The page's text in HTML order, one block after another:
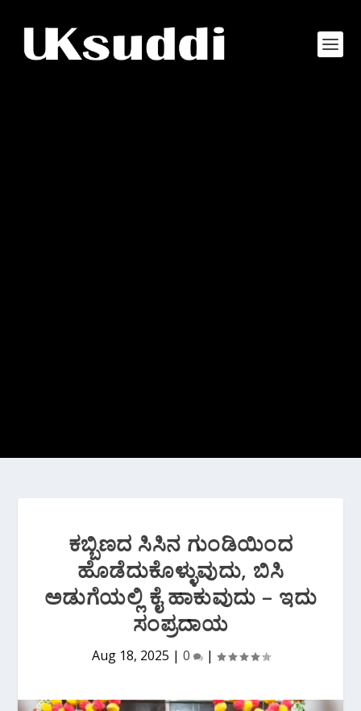
ಕಬ್ಬಿಣದ ಸಿಸಿನ ಗುಂಡಿಯಿಂದ
ಹೊಡೆದುಕೊಳ್ಳುವುದು, ಬಿಸಿ
ಅಡುಗೆಯಲ್ಲಿ ಕೈ ಹಾಕುವುದು – ಇದು‌
ಸಂಪ್ರದಾಯ
Aug 18, 2025 | 0 |